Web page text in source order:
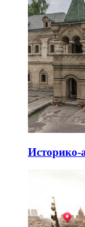
Историко-